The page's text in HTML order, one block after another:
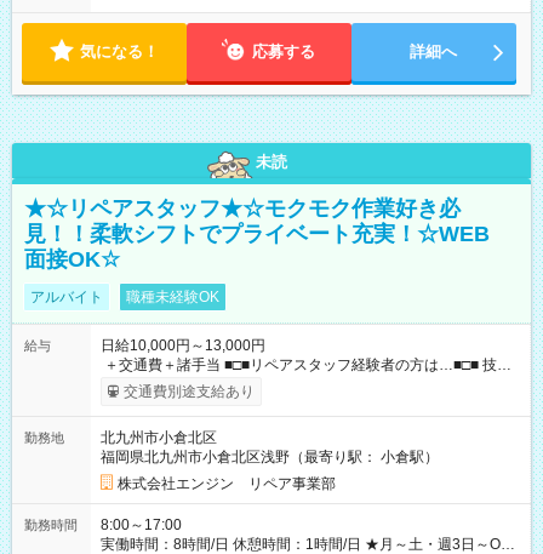
気になる！ 応募する 詳細へ
未読
★☆リペアスタッフ★☆モクモク作業好き必
見！！柔軟シフトでプライベート充実！☆WEB
面接OK☆
アルバイト 職種未経験OK
給与
日給10,000円～13,000円
＋交通費＋諸手当 ■□■リペアスタッフ経験者の方は…■□■ 技術
チェック後に日給を決定します！ ・現場数に応じて『日給が1.2
倍』！ ・その他手当により『1.5倍』になることも…！ ・その
◆交通費規定支給 ◆残業手当あり ◆子供手当あり ◆宿泊手当あり
(2000円/1日) ※宿泊を伴う現場の場合 ◆先輩スタッフの給与例
﹋﹋﹋﹋﹋﹋﹋﹋﹋﹋﹋ ・週5日勤務Aさん ＞＞日給10，000円
×20勤務 ＞＞月収20万円＋諸手当 【試用期間】試用期間あり 試
用期間の長さ：6ヶ月 ※ 雇用形態と給与に、本採用時と異なる
部分があります。 雇用形態：本採用時と同じです。 給与：日
交通費別途支給あり
勤務地
北九州市小倉北区
福岡県北九州市小倉北区浅野（最寄り駅： 小倉駅）
株式会社エンジン リペア事業部
勤務時間
8:00～17:00
実働時間：8時間/日 休憩時間：1時間/日 ★月～土・週3日～OK